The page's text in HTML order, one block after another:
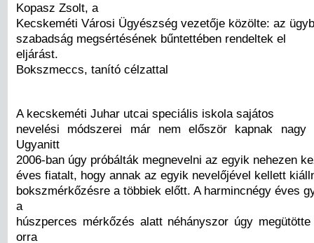
Kopasz Zsolt, a
Kecskeméti Városi Ügyészség vezetője közölte: az
szabadság megsértésének bűntettében rendeltek el
eljárást.
Bokszmeccs, tanító célzattal
A kecskeméti Juhar utcai speciális iskola sajátos
nevelési módszerei már nem először kapnak nagy
Ugyanitt
2006-ban úgy próbálták megnevelni az egyik nehezen
éves fiatalt, hogy annak az egyik nevelőjével kellett
bokszmérkőzésre a többiek előtt. A harmincnégy éves
a
húszperces mérkőzés alatt néhányszor úgy
orra